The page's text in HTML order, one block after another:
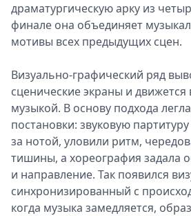
драматургическую арку из
финале она объединяет
мотивы всех предыдущих сцен.
Визуально-графический ряд
сценические экраны и движется
музыкой. В основу подхода
постановки: звуковую
за нотой, уловили ритм,
тишины, а хореография задала
и направление. Так появился
синхронизированный с
когда музыка замедляется,